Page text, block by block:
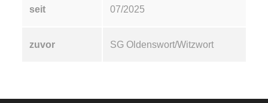
seit 07/2025
zuvor SG Oldenswort/Witzwort